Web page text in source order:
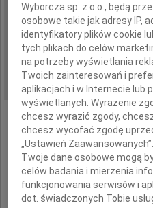
IMIĘ I NAZWISKO:
REGION: cała Polska
DATA EMISJI: 11.01.2017
Wyborcza sp. z o.o., będą
osobowe takie jak adresy IP,
identyfikatory plików cookie
tych plikach do celów
na potrzeby wyświetlania
Twoich zainteresowań i
aplikacjach i w Internecie lub
wyświetlanych. Wyrażenie
chcesz wyrazić zgody,
chcesz wycofać zgodę
„Ustawień Zaawansowanych”.
Twoje dane osobowe mogą
celów badania i mierzenia
funkcjonowania serwisów i
dot. świadczonych Tobie